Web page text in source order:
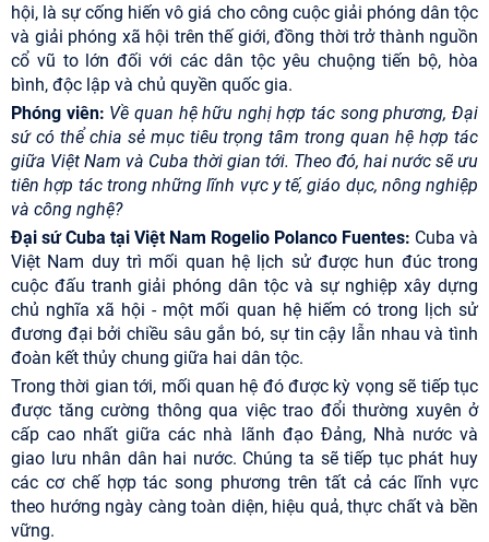
hội, là sự cống hiến vô giá cho công cuộc giải phóng dân tộc
và giải phóng xã hội trên thế giới, đồng thời trở thành nguồn
cổ vũ to lớn đối với các dân tộc yêu chuộng tiến bộ, hòa
bình, độc lập và chủ quyền quốc gia.
Phóng viên: Về quan hệ hữu nghị hợp tác song phương, Đại
sứ có thể chia sẻ mục tiêu trọng tâm trong quan hệ hợp tác
giữa Việt Nam và Cuba thời gian tới. Theo đó, hai nước sẽ ưu
tiên hợp tác trong những lĩnh vực y tế, giáo dục, nông nghiệp
và công nghệ?
Đại sứ Cuba tại Việt Nam Rogelio Polanco Fuentes: Cuba và
Việt Nam duy trì mối quan hệ lịch sử được hun đúc trong
cuộc đấu tranh giải phóng dân tộc và sự nghiệp xây dựng
chủ nghĩa xã hội - một mối quan hệ hiếm có trong lịch sử
đương đại bởi chiều sâu gắn bó, sự tin cậy lẫn nhau và tình
đoàn kết thủy chung giữa hai dân tộc.
Trong thời gian tới, mối quan hệ đó được kỳ vọng sẽ tiếp tục
được tăng cường thông qua việc trao đổi thường xuyên ở
cấp cao nhất giữa các nhà lãnh đạo Đảng, Nhà nước và
giao lưu nhân dân hai nước. Chúng ta sẽ tiếp tục phát huy
các cơ chế hợp tác song phương trên tất cả các lĩnh vực
theo hướng ngày càng toàn diện, hiệu quả, thực chất và bền
vững.